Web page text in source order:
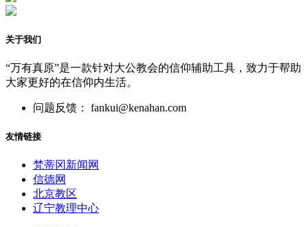
关于我们
“万有真原”是一款针对大公教会的信仰辅助工具，致力于帮助
大家更好的在信仰内生活。
问题反馈： fankui@kenahan.com
友情链接
梵蒂冈新闻网
信德网
北京教区
辽宁教理中心